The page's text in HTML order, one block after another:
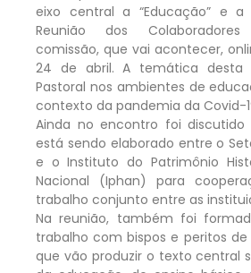
eixo central a “Educação” e a
Reunião dos
comissão, que vai acontecer,
24 de abril. A temática desta
Pastoral nos ambientes de
contexto da pandemia da Covid-
Ainda no encontro foi
está sendo elaborado entre o
e o Instituto do Patrimônio
Nacional (Iphan) para
trabalho conjunto entre as
Na reunião, também foi
trabalho com bispos e peritos
que vão produzir o texto central